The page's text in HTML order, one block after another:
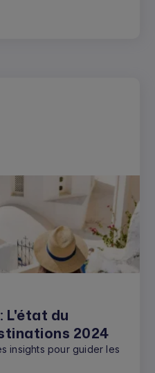
L'état du
2024
insights pour guider les